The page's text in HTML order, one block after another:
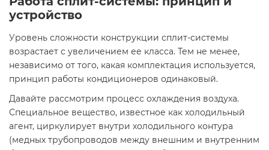
устройство
Уровень сложности конструкции сплит-системы
возрастает с увеличением ее класса. Тем не менее,
независимо от того, какая комплектация используется,
принцип работы кондиционеров одинаковый.
Давайте рассмотрим процесс охлаждения воздуха.
Специальное вещество, известное как холодильный
агент, циркулирует внутри холодильного контура
(медных трубопроводов между внешним и внутренним